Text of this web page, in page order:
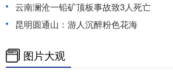
云南澜沧一铅矿顶板事故致3人死亡
昆明圆通山：游人沉醉粉色花海
图片大观